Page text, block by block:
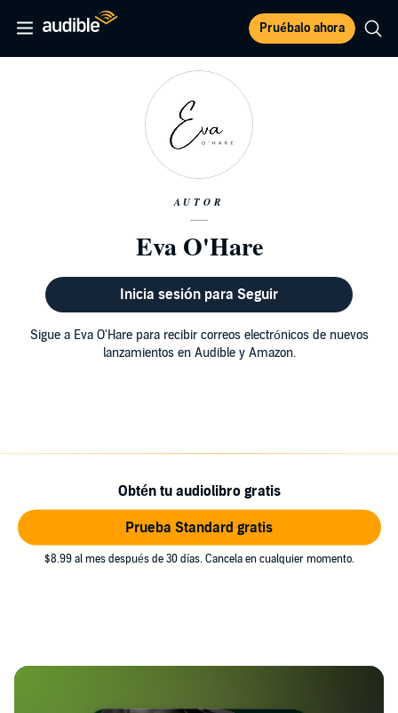
Pruébalo ahora
AUTOR
Eva O'Hare
Inicia sesión para Seguir
Sigue a Eva O'Hare para recibir correos electrónicos de nuevos
lanzamientos en Audible y Amazon.
Obtén tu audiolibro gratis
Prueba Standard gratis
$8.99 al mes después de 30 días. Cancela en cualquier momento.